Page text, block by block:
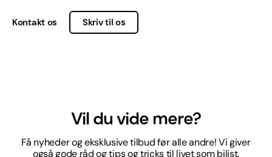
Kontakt os Skriv til os
Vil du vide mere?
Få nyheder og eksklusive tilbud før alle andre! Vi giver
også gode råd og tips og tricks til livet som bilist.